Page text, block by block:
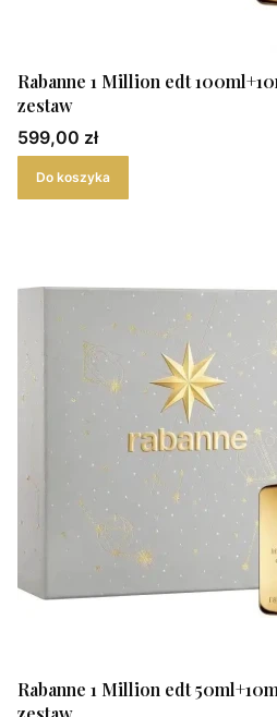
Rabanne 1 Million edt
zestaw
Cena
599,00 zł
Do koszyka
Rabanne 1 Million edt